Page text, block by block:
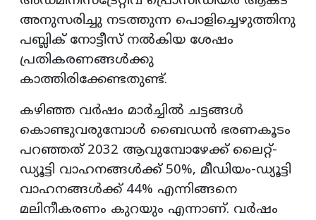
അനുസരിച്ചു നടത്തുന്ന പൊളിച്ചെഴുത്തിനു
പബ്ലിക് നോട്ടീസ് നൽകിയ ശേഷം
പ്രതികരണങ്ങൾക്കു
കാത്തിരിക്കേണ്ടതുണ്ട്.
കഴിഞ്ഞ വർഷം മാർച്ചിൽ ചട്ടങ്ങൾ
കൊണ്ടുവരുമ്പോൾ ബൈഡൻ ഭരണകൂടം
പറഞ്ഞത് 2032 ആവുമ്പോഴേക്ക് ലൈറ്റ്-
ഡ്യൂട്ടി വാഹനങ്ങൾക്ക് 50%, മീഡിയം-ഡ്യൂട്ടി
വാഹനങ്ങൾക്ക് 44% എന്നിങ്ങനെ
മലിനീകരണം കുറയും എന്നാണ്. വർഷം